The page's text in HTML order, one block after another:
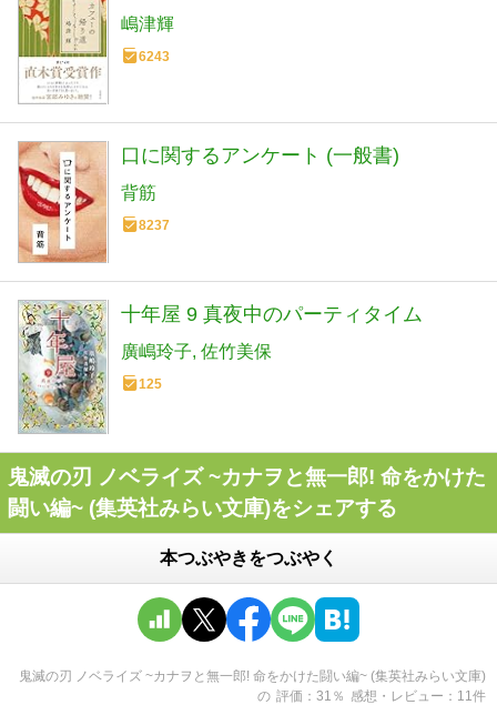
嶋津輝
6243
口に関するアンケート (一般書)
背筋
8237
十年屋 9 真夜中のパーティタイム
廣嶋玲子 佐竹美保
125
鬼滅の刃 ノベライズ ~カナヲと無一郎! 命をかけた
闘い編~ (集英社みらい文庫)をシェアする
本つぶやきをつぶやく
鬼滅の刃 ノベライズ ~カナヲと無一郎! 命をかけた闘い編~ (集英社みらい文庫)
の 評価 31 ％ 感想・レビュー 11 件